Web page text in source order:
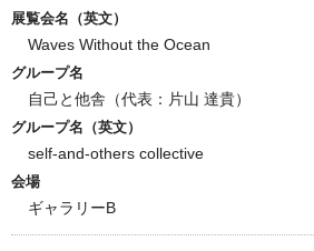
展覧会名（英文）
Waves Without the Ocean
グループ名
自己と他舎（代表：片山 達貴）
グループ名（英文）
self-and-others collective
会場
ギャラリーB